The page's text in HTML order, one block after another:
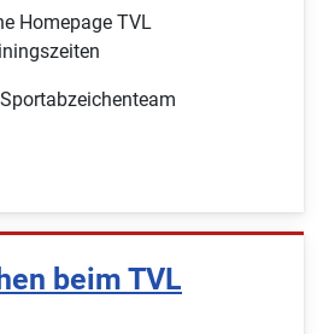
Homepage TVL
beim TVL